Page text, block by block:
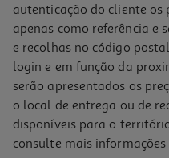
autenticação do cliente os
apenas como referência e
e recolhas no código
login e em função da
serão apresentados os
o local de entrega ou de
disponíveis para o
consulte mais informações